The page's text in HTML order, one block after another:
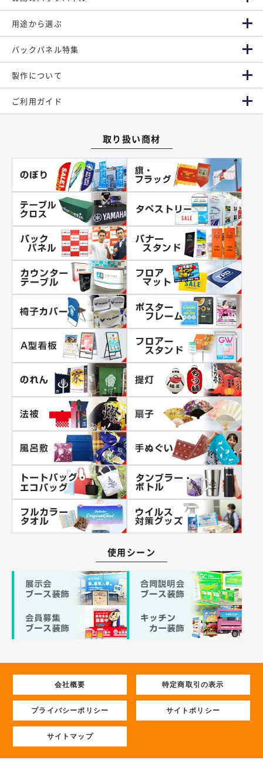
用途から選ぶ
バックパネル特集
製作について
ご利用ガイド
取り扱い商材
使用シーン
会社概要 特定商取引の表示
プライバシーポリシー サイトポリシー
サイトマップ